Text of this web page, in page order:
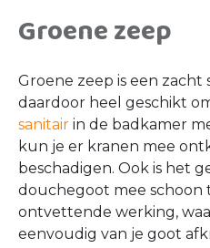
Groene zeep
Groene zeep is een
daardoor heel geschikt
sanitair in de badkamer
kun je er kranen mee
beschadigen. Ook is het
douchegoot mee schoon
ontvettende werking,
eenvoudig van je goot